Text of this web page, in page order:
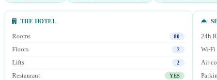
THE HOTEL
Rooms 80
Floors 7
Lifts 2
Restaurant YES
24h
Wi-Fi
Air